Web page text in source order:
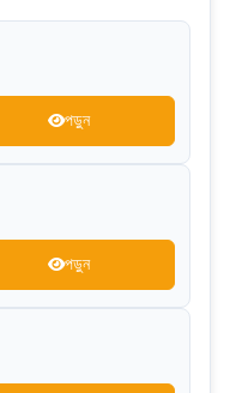
পড়ুন
পড়ুন